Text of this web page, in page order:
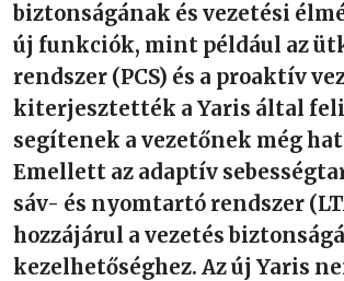
biztonságának és vezetési
új funkciók, mint például az
rendszer (PCS) és a proaktív
kiterjesztették a Yaris által
segítenek a vezetőnek még
Emellett az adaptív
sáv- és nyomtartó rendszer
hozzájárul a vezetés
kezelhetőséghez. Az új Yaris